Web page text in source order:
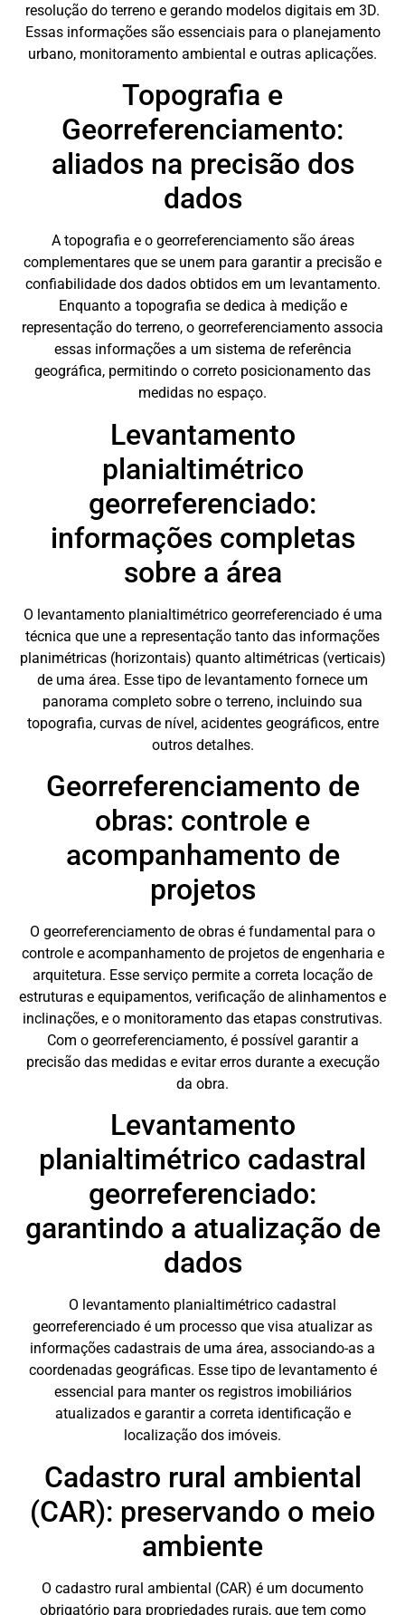
resolução do terreno e gerando modelos digitais em 3D.
Essas informações são essenciais para o planejamento
urbano, monitoramento ambiental e outras aplicações.
Topografia e
Georreferenciamento:
aliados na precisão dos
dados
A topografia e o georreferenciamento são áreas
complementares que se unem para garantir a precisão e
confiabilidade dos dados obtidos em um levantamento.
Enquanto a topografia se dedica à medição e
representação do terreno, o georreferenciamento associa
essas informações a um sistema de referência
geográfica, permitindo o correto posicionamento das
medidas no espaço.
Levantamento
planialtimétrico
georreferenciado:
informações completas
sobre a área
O levantamento planialtimétrico georreferenciado é uma
técnica que une a representação tanto das informações
planimétricas (horizontais) quanto altimétricas (verticais)
de uma área. Esse tipo de levantamento fornece um
panorama completo sobre o terreno, incluindo sua
topografia, curvas de nível, acidentes geográficos, entre
outros detalhes.
Georreferenciamento de
obras: controle e
acompanhamento de
projetos
O georreferenciamento de obras é fundamental para o
controle e acompanhamento de projetos de engenharia e
arquitetura. Esse serviço permite a correta locação de
estruturas e equipamentos, verificação de alinhamentos e
inclinações, e o monitoramento das etapas construtivas.
Com o georreferenciamento, é possível garantir a
precisão das medidas e evitar erros durante a execução
da obra.
Levantamento
planialtimétrico cadastral
georreferenciado:
garantindo a atualização de
dados
O levantamento planialtimétrico cadastral
georreferenciado é um processo que visa atualizar as
informações cadastrais de uma área, associando-as a
coordenadas geográficas. Esse tipo de levantamento é
essencial para manter os registros imobiliários
atualizados e garantir a correta identificação e
localização dos imóveis.
Cadastro rural ambiental
(CAR): preservando o meio
ambiente
O cadastro rural ambiental (CAR) é um documento
obrigatório para propriedades rurais, que tem como